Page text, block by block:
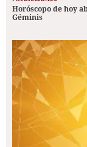
Horóscopo de hoy
Géminis